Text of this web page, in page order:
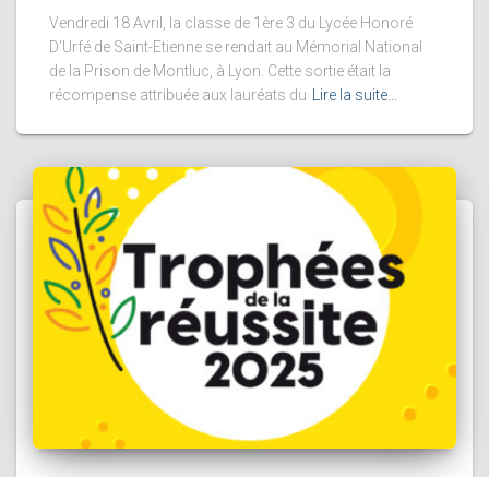
Vendredi 18 Avril, la classe de 1ère 3 du Lycée Honoré
D’Urfé de Saint-Etienne se rendait au Mémorial National
de la Prison de Montluc, à Lyon. Cette sortie était la
récompense attribuée aux lauréats du
Lire la suite…